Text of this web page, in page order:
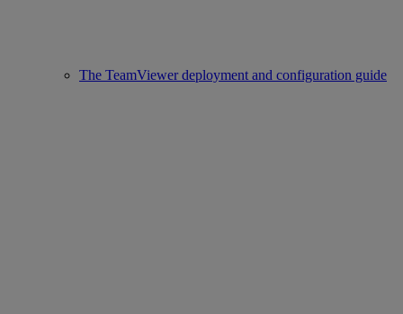
The TeamViewer deployment and configuration guide